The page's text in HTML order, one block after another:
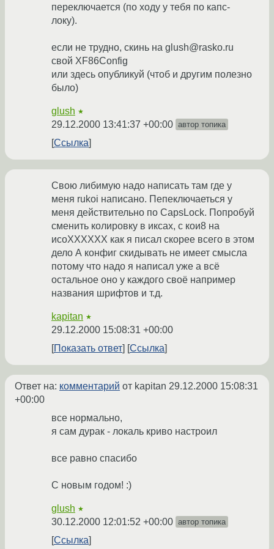
переключается (по ходу у тебя по капс-
локу).
если не трудно, скинь на glush@rasko.ru
свой XF86Config
или здесь опубликуй (чтоб и другим полезно
было)
glush ★
29.12.2000 13:41:37 +00:00 автор топика
Ссылка
Свою либимую надо написать там где у
меня rukoi написано. Пепеключаеться у
меня действительно по CapsLock. Попробуй
сменить колировку в иксах, с кои8 на
исоХХХХХХ как я писал скорее всего в этом
дело А конфиг скидывать не имеет смысла
потому что надо я написал уже а всё
остальное оно у каждого своё например
названия шрифтов и т.д.
kapitan ★
29.12.2000 15:08:31 +00:00
Показать ответ
Ссылка
Ответ на: комментарий от kapitan 29.12.2000 15:08:31
+00:00
все нормально,
я сам дурак - локаль криво настроил
все равно спасибо
С новым годом! :)
glush ★
30.12.2000 12:01:52 +00:00 автор топика
Ссылка